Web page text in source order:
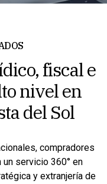
fiscal e
nivel en
del Sol
compradores
servicio 360° en
y extranjería de